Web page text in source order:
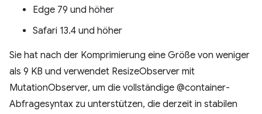
Edge 79 und höher
Safari 13.4 und höher
Sie hat nach der Komprimierung eine Größe von weniger
als 9 KB und verwendet ResizeObserver mit
MutationObserver, um die vollständige @container-
Abfragesyntax zu unterstützen, die derzeit in stabilen